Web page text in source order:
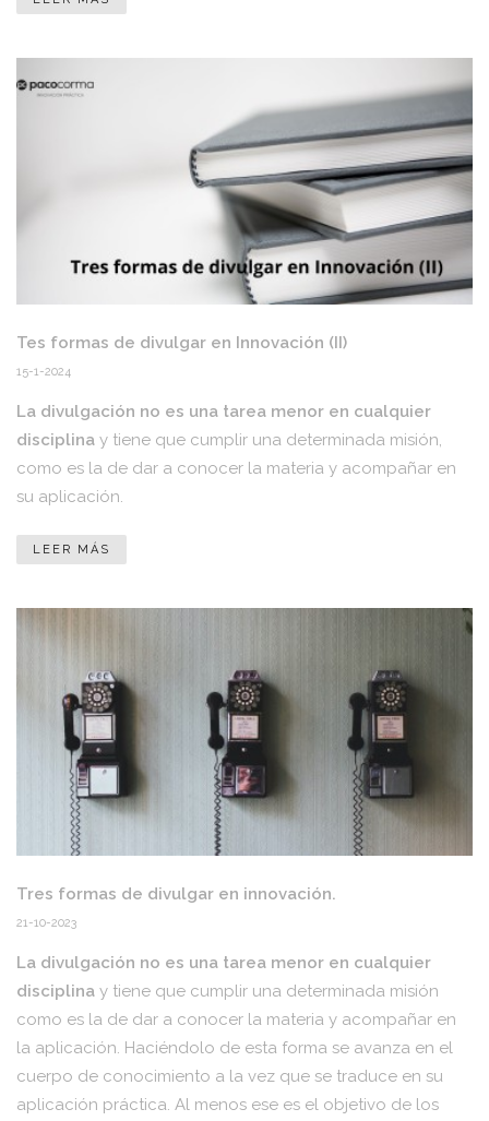
Tes formas de divulgar en Innovación (II)
15-1-2024
La divulgación no es una tarea menor en cualquier
disciplina y tiene que cumplir una determinada misión,
como es la de dar a conocer la materia y acompañar en
su aplicación.
LEER MÁS
Tres formas de divulgar en innovación.
21-10-2023
La divulgación no es una tarea menor en cualquier
disciplina y tiene que cumplir una determinada misión
como es la de dar a conocer la materia y acompañar en
la aplicación. Haciéndolo de esta forma se avanza en el
cuerpo de conocimiento a la vez que se traduce en su
aplicación práctica. Al menos ese es el objetivo de los